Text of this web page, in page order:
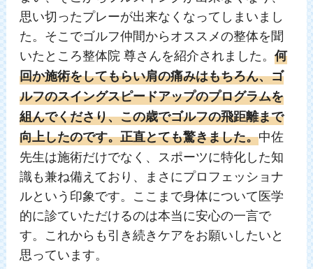
思い切ったプレーが出来なくなってしまいまし
た。そこでゴルフ仲間からオススメの整体を聞
いたところ整体院 尊さんを紹介されました。何
回か施術をしてもらい肩の痛みはもちろん、ゴ
ルフのスイングスピードアップのプログラムを
組んでくださり、この歳でゴルフの飛距離まで
向上したのです。正直とても驚きました。中佐
先生は施術だけでなく、スポーツに特化した知
識も兼ね備えており、まさにプロフェッショナ
ルという印象です。ここまで身体について医学
的に診ていただけるのは本当に安心の一言で
す。これからも引き続きケアをお願いしたいと
思っています。